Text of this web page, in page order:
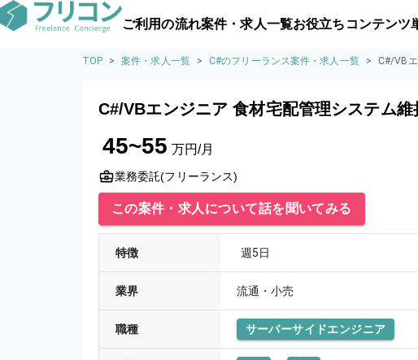
ご利用の流れ案件・求人一覧お役立ちコンテンツ
TOP > 案件・求人一覧 > C#のフリーランス案件・求人一覧 > C#/VB
C#/VBエンジニア 食材宅配管理システム維
45~55 万円/月
業務委託(フリーランス)
この案件・求人について話を聞いてみる
特徴 週5日
業界 流通・小売
職種 サーバーサイドエンジニア